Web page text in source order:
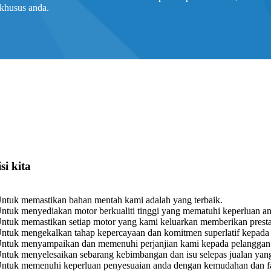
anda.
kita
memastikan bahan mentah kami adalah yang terbaik.
menyediakan motor berkualiti tinggi yang mematuhi keperluan
memastikan setiap motor yang kami keluarkan memberikan
mengekalkan tahap kepercayaan dan komitmen superlatif
menyampaikan dan memenuhi perjanjian kami kepada
menyelesaikan sebarang kebimbangan dan isu selepas jualan
memenuhi keperluan penyesuaian anda dengan kemudahan